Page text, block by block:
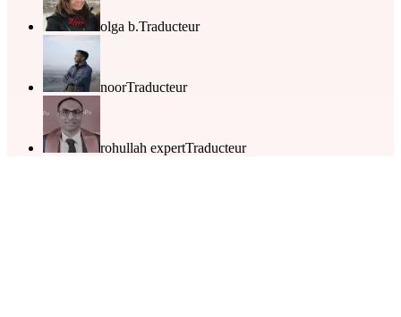
olga b.Traducteur
noorTraducteur
rohullah expertTraducteur